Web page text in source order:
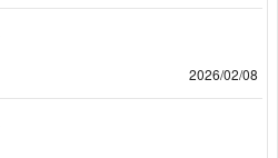
2026/02/08